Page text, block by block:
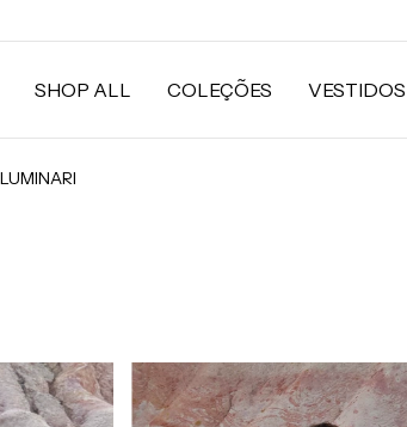
SHOP ALL COLEÇÕES VESTIDOS
LUMINARI